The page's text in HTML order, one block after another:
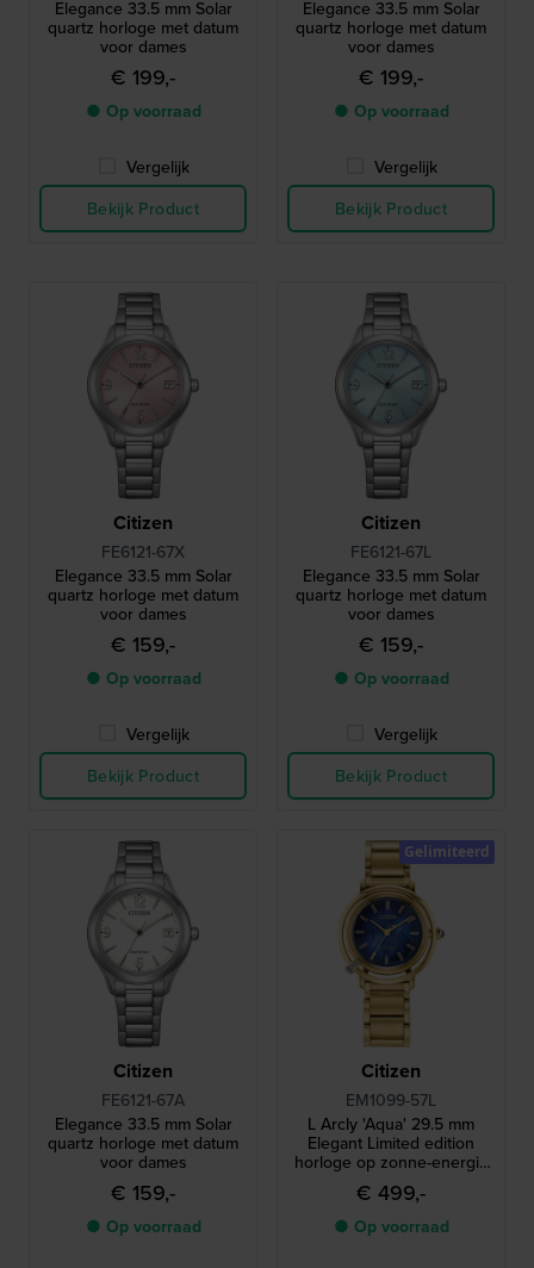
Elegance 33.5 mm Solar
quartz horloge met datum
voor dames
€ 199,-
● Op voorraad
Vergelijk
Bekijk Product
Elegance 33.5 mm Solar
quartz horloge met datum
voor dames
€ 199,-
● Op voorraad
Vergelijk
Bekijk Product
Citizen
FE6121-67X
Elegance 33.5 mm Solar
quartz horloge met datum
voor dames
€ 159,-
● Op voorraad
Vergelijk
Bekijk Product
Citizen
FE6121-67L
Elegance 33.5 mm Solar
quartz horloge met datum
voor dames
€ 159,-
● Op voorraad
Vergelijk
Bekijk Product
Citizen
FE6121-67A
Elegance 33.5 mm Solar
quartz horloge met datum
voor dames
€ 159,-
● Op voorraad
Citizen
EM1099-57L
L Arcly 'Aqua' 29.5 mm
Elegant Limited edition
horloge op zonne-energie
met echt diamanten accent
€ 499,-
● Op voorraad
Gelimiteerd